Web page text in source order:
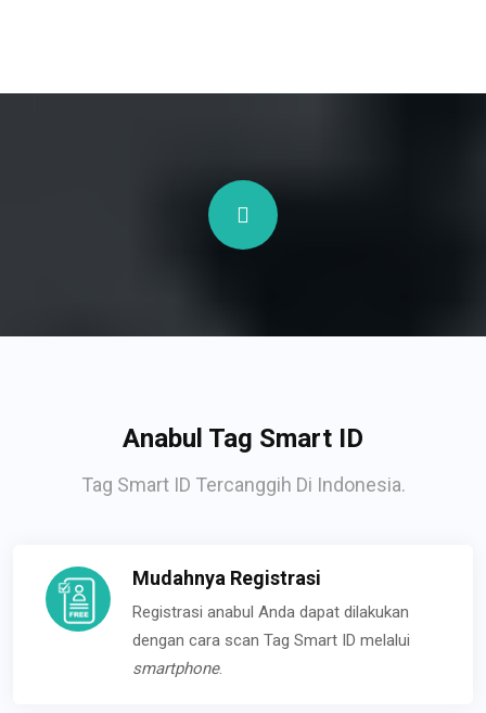
Anabul Tag Smart ID
Tag Smart ID Tercanggih Di Indonesia.
Mudahnya Registrasi
Registrasi anabul Anda dapat dilakukan
dengan cara scan Tag Smart ID melalui
smartphone.